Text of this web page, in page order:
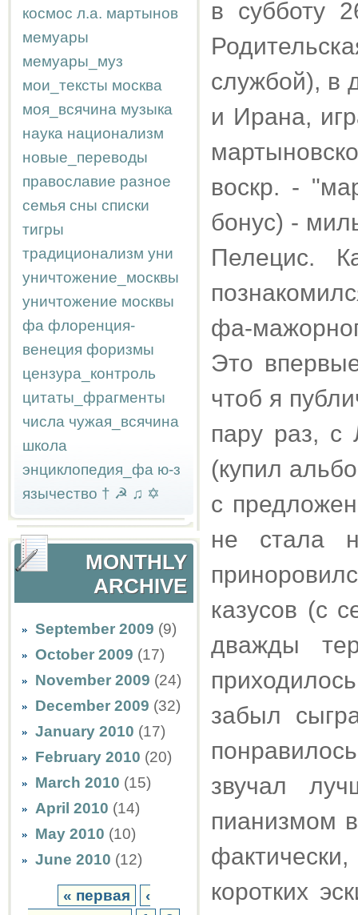
космос л.а. мартынов
мемуары
мемуары_муз
мои_тексты москва
моя_всячина музыка
наука национализм
новые_переводы
православие разное
семья сны списки
тигры
традиционализм уни
уничтожение_москвы
уничтожение москвы
фа флоренция-
венеция форизмы
цензура_контроль
цитаты_фрагменты
числа чужая_всячина
школа
энциклопедия_фа ю-з
язычество † ☭ ♫ ✡
MONTHLY
ARCHIVE
September 2009 (9)
October 2009 (17)
November 2009 (24)
December 2009 (32)
January 2010 (17)
February 2010 (20)
March 2010 (15)
April 2010 (14)
May 2010 (10)
June 2010 (12)
« первая
‹
в субботу
службой), в
и Ирана,
воскр. -
бонус) -
Пелецис.
фа-
Это
чтоб я
пару раз,
(купил
с
не стала
казусов (с
дважды
забыл
звучал
пианизмом
коротких